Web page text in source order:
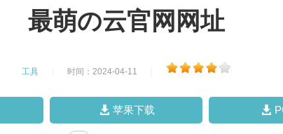
最萌の云官网网址
工具 时间：2024-04-11
苹果下载